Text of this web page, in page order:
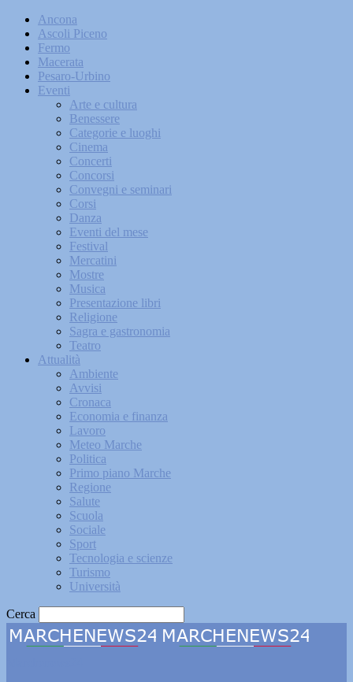
Ancona
Ascoli Piceno
Fermo
Macerata
Pesaro-Urbino
Eventi
Arte e cultura
Benessere
Categorie e luoghi
Cinema
Concerti
Concorsi
Convegni e seminari
Corsi
Danza
Eventi del mese
Festival
Mercatini
Mostre
Musica
Presentazione libri
Religione
Sagra e gastronomia
Teatro
Attualità
Ambiente
Avvisi
Cronaca
Economia e finanza
Lavoro
Meteo Marche
Politica
Primo piano Marche
Regione
Salute
Scuola
Sociale
Sport
Tecnologia e scienze
Turismo
Università
Cerca